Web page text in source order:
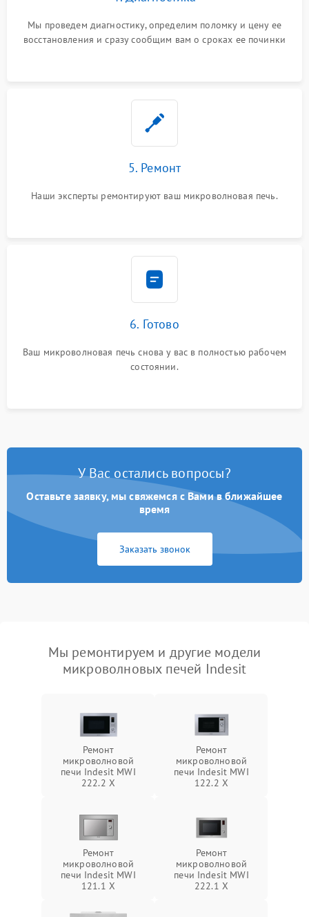
Мы проведем диагностику, определим поломку и цену ее
восстановления и сразу сообщим вам о сроках ее починки
5. Ремонт
Наши эксперты ремонтируют ваш микроволновая печь.
6. Готово
Ваш микроволновая печь снова у вас в полностью рабочем
состоянии.
У Вас остались вопросы?
Оставьте заявку, мы свяжемся с Вами в ближайшее
время
Заказать звонок
Мы ремонтируем и другие модели
микроволновых печей Indesit
Ремонт
микроволновой
печи Indesit MWI
222.2 X
Ремонт
микроволновой
печи Indesit MWI
122.2 X
Ремонт
микроволновой
печи Indesit MWI
121.1 X
Ремонт
микроволновой
печи Indesit MWI
222.1 X